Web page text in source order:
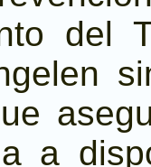
del
a